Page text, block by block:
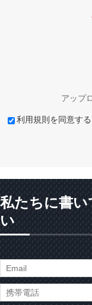
アップ
利用規則を同意する
私たちに書い
い